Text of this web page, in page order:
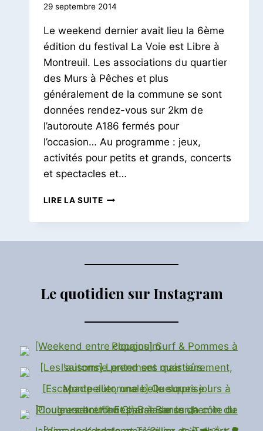
Par
Petit
Pois
29 septembre 2014
Le weekend dernier avait lieu la 6ème
édition du festival La Voie est Libre à
Montreuil. Les associations du quartier
des Murs à Pêches et plus
généralement de la commune se sont
données rendez-vous sur 2km de
l’autoroute A186 fermés pour
l’occasion… Au programme : jeux,
activités pour petits et grands, concerts
et spectacles et…
LIRE LA SUITETHE
|
MONTREUIL
Le quotidien sur Instagram